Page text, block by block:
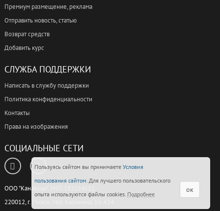
Премиум размещение, реклама
Отправить новость, статью
Возврат средств
Добавить курс
СЛУЖБА ПОДДЕРЖКИ
Написать в службу поддержки
Политика конфиденциальности
Контакты
Права на изображения
СОЦИАЛЬНЫЕ СЕТИ
ООО "Канакона", УНП 192254551,
220012, г. Минск, пер. Калинина, 16-614.
Пользуясь сайтом вы принимаете Условия
пользования сайтом. Для лучшего пользовательского
опыта используются файлы cookies. Подробнее
ок